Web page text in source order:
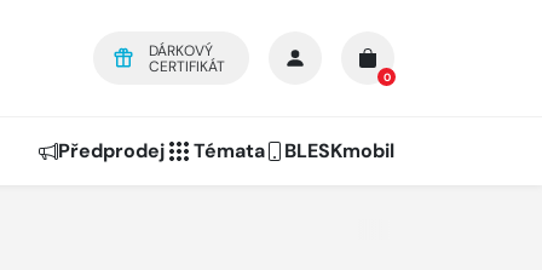
DÁRKOVÝ
CERTIFIKÁT
0
Předprodej Témata BLESKmobil